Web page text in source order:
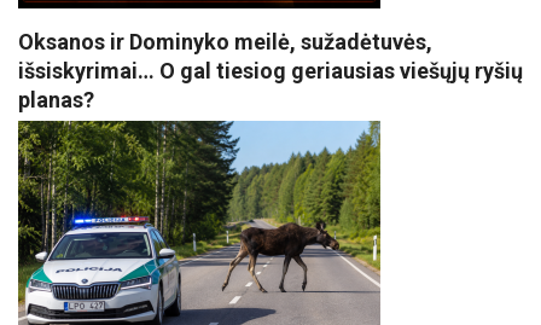
Oksanos ir Dominyko meilė, sužadėtuvės,
išsiskyrimai… O gal tiesiog geriausias viešųjų ryšių
planas?